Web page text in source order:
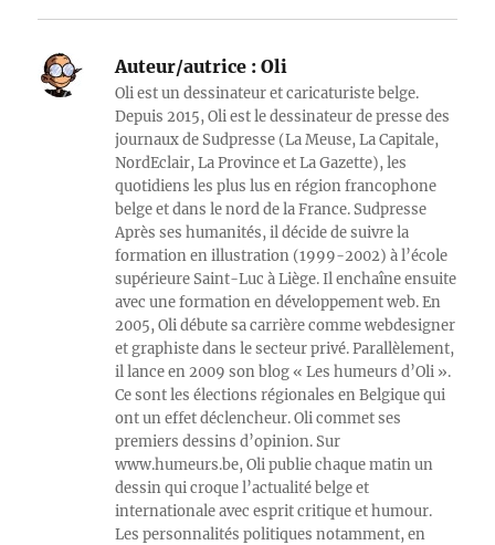
Auteur/autrice : Oli
Oli est un dessinateur et caricaturiste belge.
Depuis 2015, Oli est le dessinateur de presse des
journaux de Sudpresse (La Meuse, La Capitale,
NordEclair, La Province et La Gazette), les
quotidiens les plus lus en région francophone
belge et dans le nord de la France. Sudpresse
Après ses humanités, il décide de suivre la
formation en illustration (1999-2002) à l’école
supérieure Saint-Luc à Liège. Il enchaîne ensuite
avec une formation en développement web. En
2005, Oli débute sa carrière comme webdesigner
et graphiste dans le secteur privé. Parallèlement,
il lance en 2009 son blog « Les humeurs d’Oli ».
Ce sont les élections régionales en Belgique qui
ont un effet déclencheur. Oli commet ses
premiers dessins d’opinion. Sur
www.humeurs.be, Oli publie chaque matin un
dessin qui croque l’actualité belge et
internationale avec esprit critique et humour.
Les personnalités politiques notamment, en